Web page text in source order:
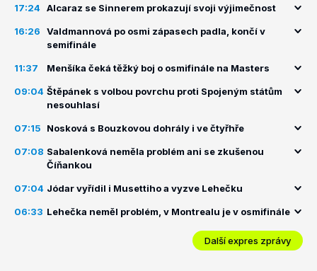
17:24 Alcaraz se Sinnerem prokazují svoji výjimečnost
16:26
Valdmannová po osmi zápasech padla, končí v
semifinále
11:37 Menšíka čeká těžký boj o osmifinále na Masters
09:04 Štěpánek s volbou povrchu proti Spojeným státům
nesouhlasí
07:15 Nosková s Bouzkovou dohrály i ve čtyřhře
07:08 Sabalenková neměla problém ani se zkušenou
Číňankou
07:04 Jódar vyřídil i Musettiho a vyzve Lehečku
06:33 Lehečka neměl problém, v Montrealu je v osmifinále
Další expres zprávy